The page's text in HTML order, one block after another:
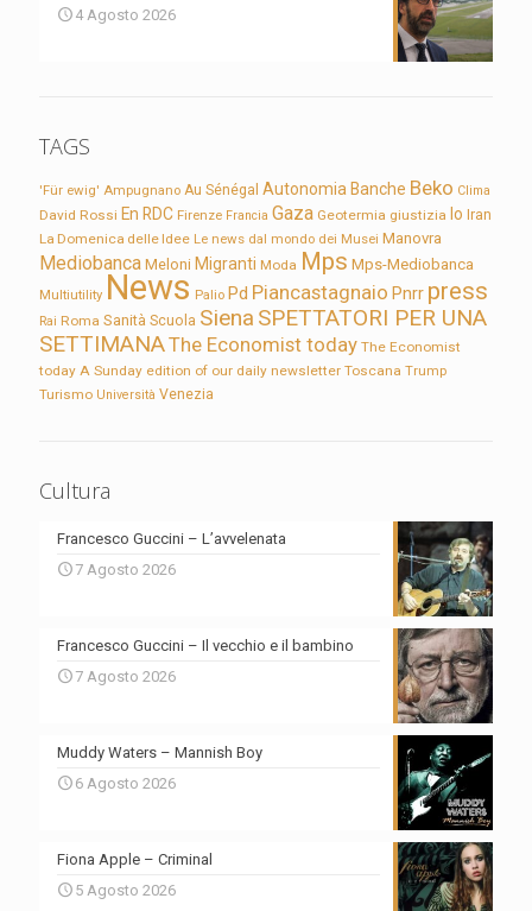
4 Agosto 2026
TAGS
'Für ewig' Ampugnano Au Sénégal Autonomia Banche Beko Clima
David Rossi En RDC Firenze Francia Gaza Geotermia giustizia Io Iran
La Domenica delle Idee Le news dal mondo dei Musei Manovra
Mediobanca Meloni Migranti Moda Mps Mps-Mediobanca
Multiutility News Palio Pd Piancastagnaio Pnrr press
Rai Roma Sanità Scuola Siena SPETTATORI PER UNA
SETTIMANAThe Economist today The Economist
today A Sunday edition of our daily newsletter Toscana Trump
Turismo Università Venezia
Cultura
Francesco Guccini – L’avvelenata
7 Agosto 2026
Francesco Guccini – Il vecchio e il bambino
7 Agosto 2026
Muddy Waters – Mannish Boy
6 Agosto 2026
Fiona Apple – Criminal
5 Agosto 2026